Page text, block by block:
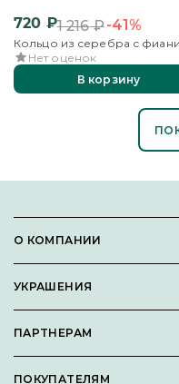
720 ₽1 216₽-41%
Кольцо из серебра с
Нет оценок
В корзину
О КОМПАНИИ
Вакансии
УКРАШЕНИЯ
Кольца
ПАРТНЕРАМ
ПОКУПАТЕЛЯМ